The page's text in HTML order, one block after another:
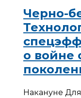
Черно-
о войне
Накануне